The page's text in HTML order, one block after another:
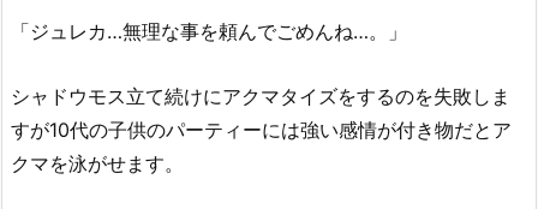
「ジュレカ…無理な事を頼んでごめんね…。」
シャドウモス立て続けにアクマタイズをするのを失敗しま
すが10代の子供のパーティーには強い感情が付き物だとア
クマを泳がせます。